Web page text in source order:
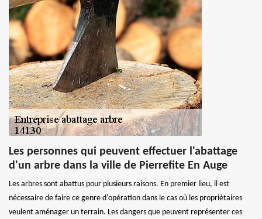
Les personnes qui peuvent effectuer l'abattage
d'un arbre dans la ville de Pierrefite En Auge
Les arbres sont abattus pour plusieurs raisons. En premier lieu, il est
nécessaire de faire ce genre d'opération dans le cas où les propriétaires
veulent aménager un terrain. Les dangers que peuvent représenter ces